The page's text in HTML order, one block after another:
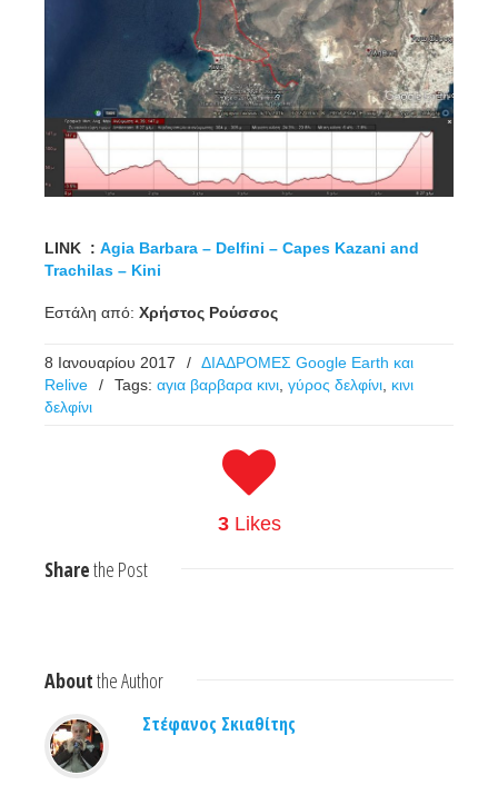
LINK : Agia Barbara – Delfini – Capes Kazani and
Trachilas – Kini
Εστάλη από: Χρήστος Ρούσσος
8 Ιανουαρίου 2017 / ΔΙΑΔΡΟΜΕΣ Google Earth και
Relive
/ Tags: αγια βαρβαρα κινι γύρος δελφίνι κινι
δελφίνι
3Likes
Sharethe Post
Aboutthe Author
Στέφανος Σκιαθίτης